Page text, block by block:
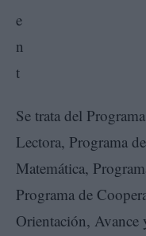
Se trata del
Lectora, Programa
Matemática,
Programa de
Orientación,